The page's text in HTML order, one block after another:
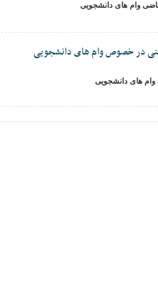
وام های دانشجویی
در خصوص وام های دانشجویی
های دانشجویی